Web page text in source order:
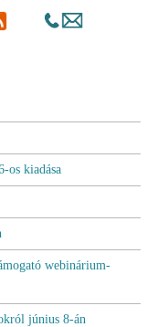
os kiadása
webinárium-
június 8-án